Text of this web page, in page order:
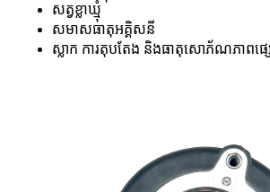
សត្វខ្លាឃ្មុំ
សមាសធាតុអគ្គិសនី
ស្លាក ការតុបតែង និងធាតុសោភ័ណភាពផ្